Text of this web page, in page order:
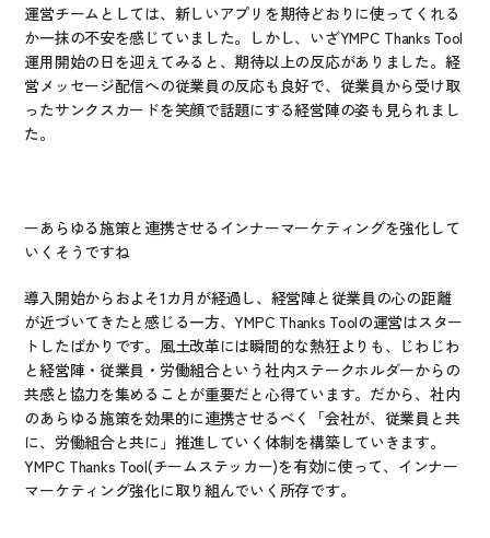
運営チームとしては、新しいアプリを期待どおりに使ってくれる
か一抹の不安を感じていました。しかし、いざYMPC Thanks Tool
運用開始の日を迎えてみると、期待以上の反応がありました。経
営メッセージ配信への従業員の反応も良好で、従業員から受け取
ったサンクスカードを笑顔で話題にする経営陣の姿も見られまし
た。
ーあらゆる施策と連携させるインナーマーケティングを強化して
いくそうですね
導入開始からおよそ1カ月が経過し、経営陣と従業員の心の距離
が近づいてきたと感じる一方、YMPC Thanks Toolの運営はスター
トしたばかりです。風土改革には瞬間的な熱狂よりも、じわじわ
と経営陣・従業員・労働組合という社内ステークホルダーからの
共感と協力を集めることが重要だと心得ています。だから、社内
のあらゆる施策を効果的に連携させるべく「会社が、従業員と共
に、労働組合と共に」推進していく体制を構築していきます。
YMPC Thanks Tool(チームステッカー)を有効に使って、インナー
マーケティング強化に取り組んでいく所存です。